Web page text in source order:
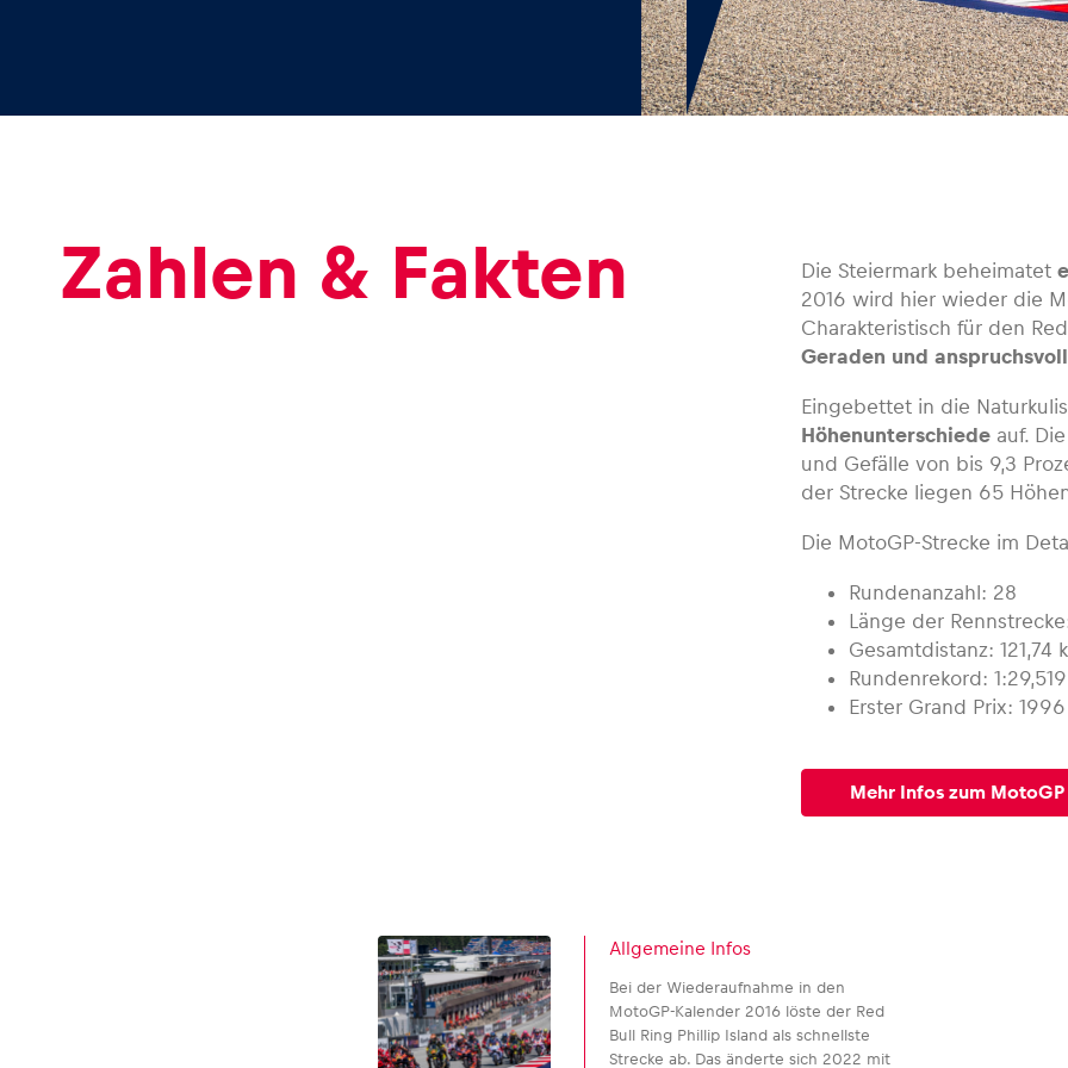
Zahlen & Fakten Die Steiermark beheimatet
2016 wird hier wieder die
Charakteristisch für den
Geraden und
Eingebettet in die
Höhenunterschiede auf.
und Gefälle von bis 9,3
der Strecke liegen 65
Die MotoGP-Strecke im
Rundenanzahl: 28
Länge der
Gesamtdistanz: 121,74
Rundenrekord:
Erster Grand Prix: 1996
Mehr Infos zum MotoGP
Allgemeine Infos
Bei der Wiederaufnahme in den
MotoGP-Kalender 2016 löste der Red
Bull Ring Phillip Island als schnellste
Strecke ab. Das änderte sich 2022 mit